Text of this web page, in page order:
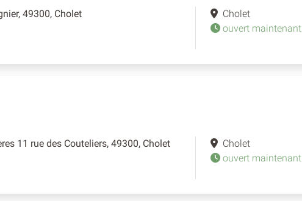
49300, Cholet
Cholet
ouvert maintenant
11 rue des Couteliers, 49300, Cholet
Cholet
ouvert maintenant